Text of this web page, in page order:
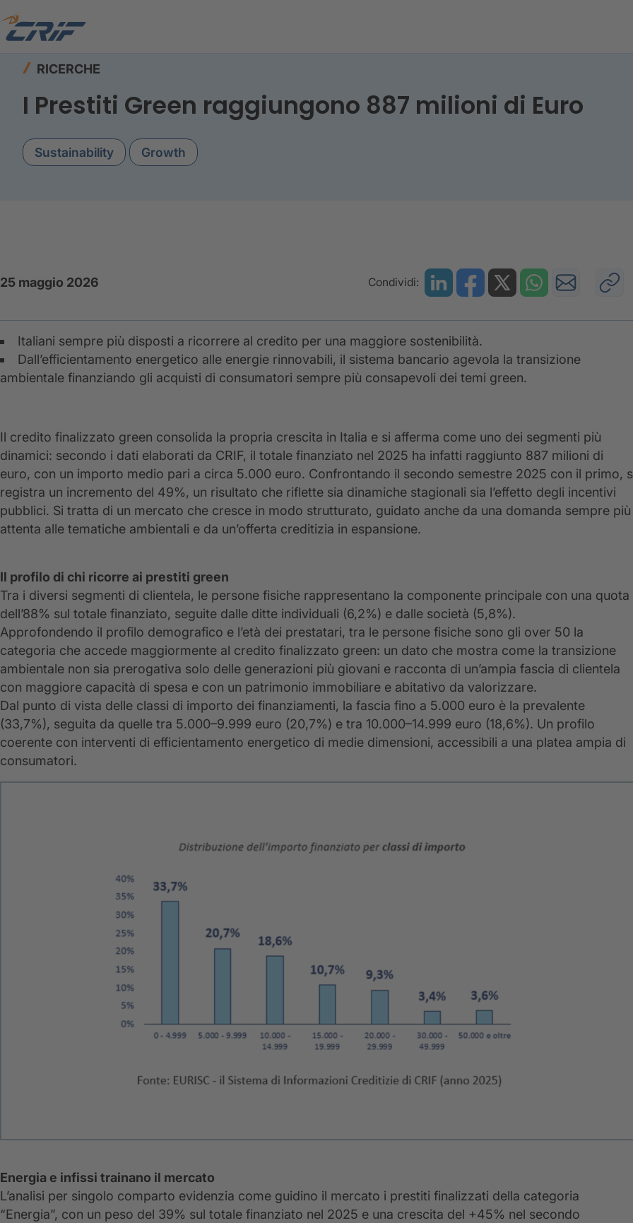
Home
RICERCHE
I Prestiti Green raggiungono 887 milioni di Euro
Sustainability Growth
25 maggio 2026 Condividi:
Italiani sempre più disposti a ricorrere al credito per una maggiore sostenibilità.
Dall’efficientamento energetico alle energie rinnovabili, il sistema bancario agevola la transizione
ambientale finanziando gli acquisti di consumatori sempre più consapevoli dei temi green.
Il credito finalizzato green consolida la propria crescita in Italia e si afferma come uno dei segmenti più
dinamici: secondo i dati elaborati da CRIF, il totale finanziato nel 2025 ha infatti raggiunto 887 milioni di
euro, con un importo medio pari a circa 5.000 euro. Confrontando il secondo semestre 2025 con il primo,
registra un incremento del 49%, un risultato che riflette sia dinamiche stagionali sia l’effetto degli incentivi
pubblici. Si tratta di un mercato che cresce in modo strutturato, guidato anche da una domanda sempre più
attenta alle tematiche ambientali e da un’offerta creditizia in espansione.
Il profilo di chi ricorre ai prestiti green
Tra i diversi segmenti di clientela, le persone fisiche rappresentano la componente principale con una quota
dell’88% sul totale finanziato, seguite dalle ditte individuali (6,2%) e dalle società (5,8%).
Approfondendo il profilo demografico e l’età dei prestatari, tra le persone fisiche sono gli over 50 la
categoria che accede maggiormente al credito finalizzato green: un dato che mostra come la transizione
ambientale non sia prerogativa solo delle generazioni più giovani e racconta di un’ampia fascia di clientela
con maggiore capacità di spesa e con un patrimonio immobiliare e abitativo da valorizzare.
Dal punto di vista delle classi di importo dei finanziamenti, la fascia fino a 5.000 euro è la prevalente
(33,7%), seguita da quelle tra 5.000–9.999 euro (20,7%) e tra 10.000–14.999 euro (18,6%). Un profilo
coerente con interventi di efficientamento energetico di medie dimensioni, accessibili a una platea ampia di
consumatori.
Energia e infissi trainano il mercato
L’analisi per singolo comparto evidenzia come guidino il mercato i prestiti finalizzati della categoria
“Energia”, con un peso del 39% sul totale finanziato nel 2025 e una crescita del +45% nel secondo